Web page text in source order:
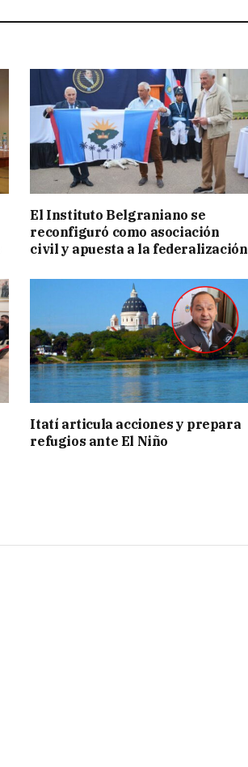
El Instituto Belgraniano se
reconfiguró como asociación
civil y apuesta a la federalización
Itatí articula acciones y prepara
refugios ante El Niño